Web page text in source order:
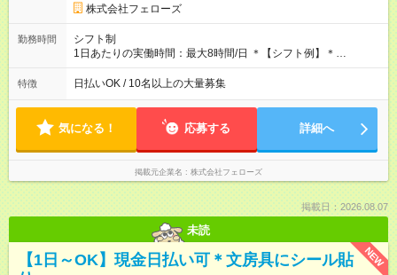
す。その間の給与・待遇に変更はありません。 【試用期間】試
用期間あり 試用期間の長さ：2ヶ月 雇用形態、給与は本採用時
と同じです。
株式会社フェローズ
勤務時間
シフト制
1日あたりの実働時間：最大8時間/日 ＊【シフト例】＊
(1) 10:00～19:00 (2) 11:00～20:00 (3) 12:00～21:00 など ◎
いずれも実働8時間・休憩1時間です。中抜けシフトなどはあり
たい」などあれば相談に応じますのでおっしゃってください！
特徴 日払いOK / 10名以上の大量募集
気になる！ 応募する 詳細へ
掲載元企業名 株式会社フェローズ
掲載日：2026.08.07
未読
NEW
【1日～OK】現金日払い可＊文房具にシール貼